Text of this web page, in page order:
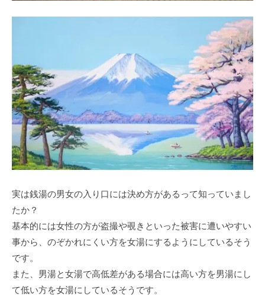
実は銭湯の男女の入り口には決め方があるって知っていまし
たか？
基本的には女性の方が盗撮や覗きといった被害に遭いやすい
事から、のぞかれにくい方を女湯にするようにしているそう
です。
また、男湯と女湯で高低差がある場合には高い方を男湯にし
て低い方を女湯にしているそうです。